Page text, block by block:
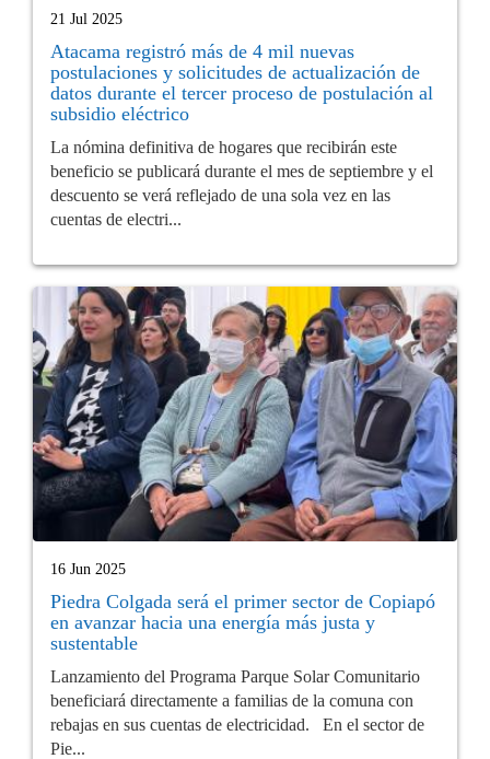
21 Jul 2025
Atacama registró más de 4 mil nuevas
postulaciones y solicitudes de actualización de
datos durante el tercer proceso de postulación al
subsidio eléctrico
La nómina definitiva de hogares que recibirán este
beneficio se publicará durante el mes de septiembre y el
descuento se verá reflejado de una sola vez en las
cuentas de electri...
16 Jun 2025
Piedra Colgada será el primer sector de Copiapó
en avanzar hacia una energía más justa y
sustentable
Lanzamiento del Programa Parque Solar Comunitario
beneficiará directamente a familias de la comuna con
rebajas en sus cuentas de electricidad. En el sector de
Pie...